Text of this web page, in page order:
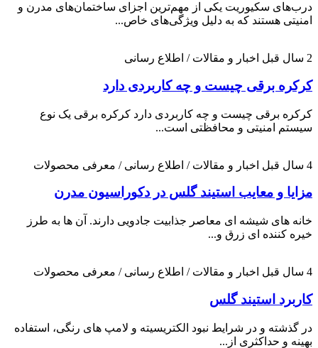
درب‌های سکیوریت یکی از مهم‌ترین اجزای ساختمان‌های مدرن و
امنیتی هستند که به دلیل ویژگی‌های خاص...
2 سال قبل اخبار و مقالات / اطلاع رسانی
کرکره برقی چیست و چه کاربردی دارد
کرکره برقی چیست و چه کاربردی دارد کرکره برقی یک نوع
سیستم امنیتی و محافظتی است...
4 سال قبل اخبار و مقالات / اطلاع رسانی / معرفی محصولات
مزایا و معایب استیند گلس در دکوراسیون مدرن
خانه های شیشه ای معاصر جذابیت جادویی دارند. آن ها به طرز
خیره کننده ای زرق و...
4 سال قبل اخبار و مقالات / اطلاع رسانی / معرفی محصولات
کاربرد استیند گلس
در گذشته و در شرایط نبود الکتریسیته و لامپ های رنگی، استفاده
بهینه و حداکثری از...